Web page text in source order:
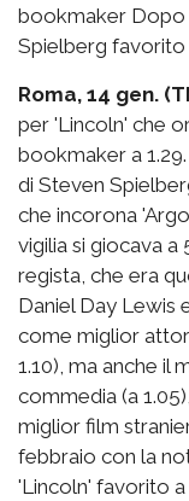
bookmaker Dopo
Spielberg favorito
Roma, 14 gen.
per 'Lincoln' che
bookmaker a
di Steven
che incorona
vigilia si giocava a
regista, che era
Daniel Day Lewis
come miglior
1.10), ma anche il
commedia (a
miglior film
febbraio con la
'Lincoln' favorito